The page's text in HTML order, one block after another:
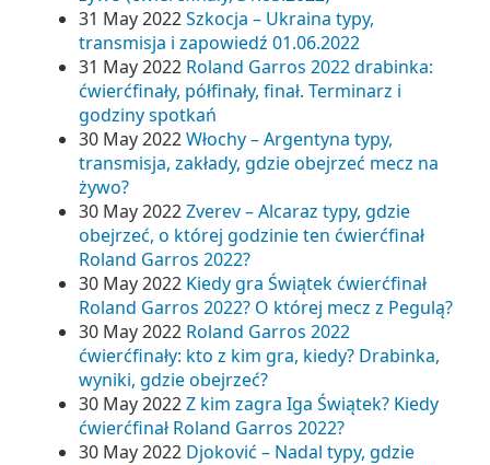
31 May 2022Szkocja – Ukraina typy,
transmisja i zapowiedź 01.06.2022
31 May 2022 Roland Garros 2022 drabinka:
ćwierćfinały, półfinały, finał. Terminarz i
godziny spotkań
30 May 2022Włochy – Argentyna typy,
transmisja, zakłady, gdzie obejrzeć mecz na
żywo?
30 May 2022Zverev – Alcaraz typy, gdzie
obejrzeć, o której godzinie ten ćwierćfinał
Roland Garros 2022?
30 May 2022 Kiedy gra Świątek ćwierćfinał
Roland Garros 2022? O której mecz z Pegulą?
30 May 2022 Roland Garros 2022
ćwierćfinały: kto z kim gra, kiedy? Drabinka,
wyniki, gdzie obejrzeć?
30 May 2022Z kim zagra Iga Świątek? Kiedy
ćwierćfinał Roland Garros 2022?
30 May 2022 Djoković – Nadal typy, gdzie